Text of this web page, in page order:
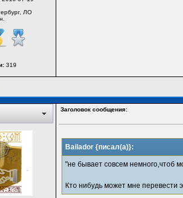
ЛО
319
Заголовок сообщения:
Bailador {писал(а)}:
"не бывает совсем немного,чтоб
Кто нибудь может мне перевести